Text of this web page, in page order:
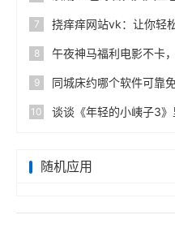
7 挠痒痒网站vk：让你轻
8 午夜神马福利电影不卡，带你体验不一样的视
9 同城床约哪个软件可靠免费的推荐与
10 谈谈《年轻的小峓子3》
随机应用